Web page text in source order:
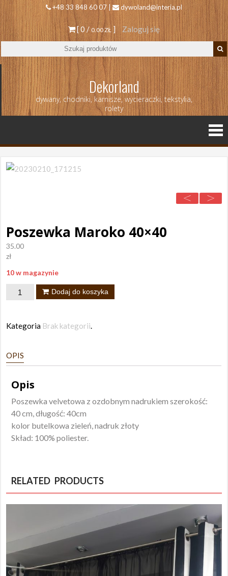
+48 33 848 60 07 | dywoland@interia.pl
[ 0 /0.00 ZŁ ] Zaloguj się
Dekorland
dywany, chodniki, karnisze, wycieraczki, tekstylia,
rolety
Poszewka Maroko 40×40
35.00
zł
10 w magazynie
ilość
40x40
Dodaj do koszyka
Kategoria Brak kategorii.
OPIS
Opis
Poszewka velvetowa z ozdobnym nadrukiem szerokość:
40 cm, długość: 40cm
kolor butelkowa zieleń, nadruk złoty
Skład: 100% poliester.
RELATED PRODUCTS